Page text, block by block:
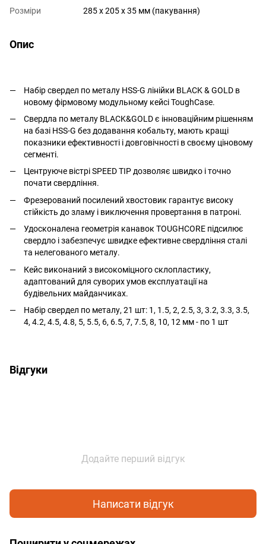
Розміри
285 х 205 х 35 мм (пакування)
Опис
Набір свердел по металу HSS-G лінійки BLACK & GOLD в
новому фірмовому модульному кейсі ToughCase.
Свердла по металу BLACK&GOLD є інноваційним рішенням
на базі HSS-G без додавання кобальту, мають кращі
показники ефективності і довговічності в своєму ціновому
сегменті.
Центруюче вістрі SPEED TIP дозволяє швидко і точно
почати свердління.
Фрезерований посилений хвостовик гарантує високу
стійкість до зламу і виключення провертання в патроні.
Удосконалена геометрія канавок TOUGHCORE підсилює
свердло і забезпечує швидке ефективне свердління сталі
та нелегованого металу.
Кейс виконаний з високоміцного склопластику,
адаптований для суворих умов експлуатації на
будівельних майданчиках.
Набір свердел по металу, 21 шт: 1, 1.5, 2, 2.5, 3, 3.2, 3.3, 3.5,
4, 4.2, 4.5, 4.8, 5, 5.5, 6, 6.5, 7, 7.5, 8, 10, 12 мм - по 1 шт
Відгуки
Додайте перший відгук
Написати відгук